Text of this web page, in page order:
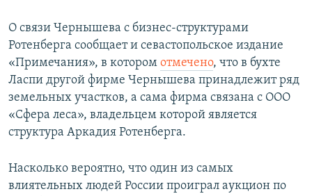
О связи Чернышева с бизнес-структурами
Ротенберга сообщает и севастопольское издание
«Примечания», в котором отмечено, что в бухте
Ласпи другой фирме Чернышева принадлежит ряд
земельных участков, а сама фирма связана с ООО
«Сфера леса», владельцем которой является
структура Аркадия Ротенберга.
Насколько вероятно, что один из самых
влиятельных людей России проиграл аукцион по